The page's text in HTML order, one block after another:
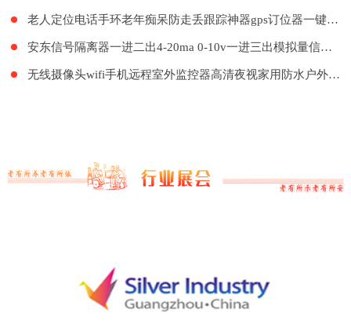
老人定位电话手环老年痴呆防走丢跟踪神器gps订位器一键报警手表
安东信号隔离器一进二出4-20ma 0-10v一进三出模拟量信号隔离器
无线摄像头wifi手机远程室外监控器高清夜视家用防水户外探头套装